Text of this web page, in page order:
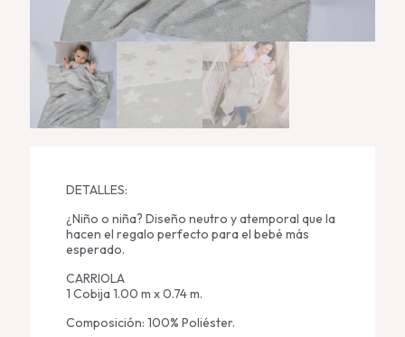
DETALLES:
¿Niño o niña? Diseño neutro y atemporal que la
hacen el regalo perfecto para el bebé más
esperado.
CARRIOLA
1 Cobija 1.00 m x 0.74 m.
Composición: 100% Poliéster.